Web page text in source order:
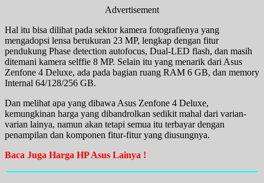
Advertisement
Hal itu bisa dilihat pada sektor kamera fotografienya yang
mengadopsi lensa berukuran 23 MP, lengkap dengan fitur
pendukung Phase detection autofocus, Dual-LED flash, dan masih
ditemani kamera selffie 8 MP. Selain itu yang menarik dari Asus
Zenfone 4 Deluxe, ada pada bagian ruang RAM 6 GB, dan memory
Internal 64/128/256 GB.
Dan melihat apa yang dibawa Asus Zenfone 4 Deluxe,
kemungkinan harga yang dibandrolkan sedikit mahal dari varian-
varian lainya, namun akan tetapi semua itu terbayar dengan
penampilan dan komponen fitur-fitur yang diusungnya.
Baca Juga Harga HP Asus Lainya !